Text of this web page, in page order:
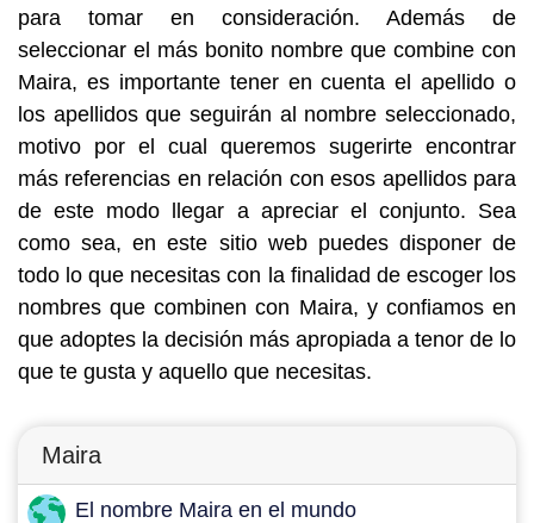
para tomar en consideración. Además de
seleccionar el más bonito nombre que combine con
Maira, es importante tener en cuenta el apellido o
los apellidos que seguirán al nombre seleccionado,
motivo por el cual queremos sugerirte encontrar
más referencias en relación con esos apellidos para
de este modo llegar a apreciar el conjunto. Sea
como sea, en este sitio web puedes disponer de
todo lo que necesitas con la finalidad de escoger los
nombres que combinen con Maira, y confiamos en
que adoptes la decisión más apropiada a tenor de lo
que te gusta y aquello que necesitas.
Maira
El nombre Maira en el mundo